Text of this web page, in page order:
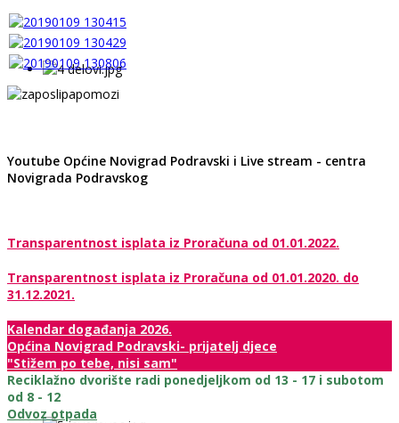
Youtube Općine Novigrad Podravski i Live stream - centra
Novigrada Podravskog
Transparentnost isplata iz Proračuna od 01.01.2022.
Transparentnost isplata iz Proračuna od 01.01.2020. do
31.12.2021.
Kalendar događanja 2026.
Općina Novigrad Podravski- prijatelj djece
"Stižem po tebe, nisi sam"
Reciklažno dvorište radi ponedjeljkom od 13 - 17 i subotom
od 8 - 12
Odvoz otpada